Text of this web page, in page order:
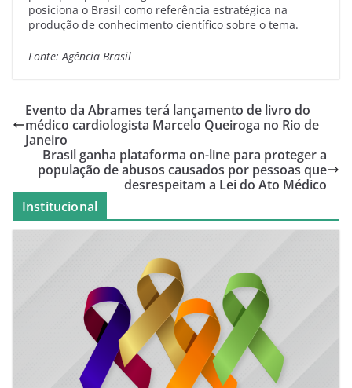
posiciona o Brasil como referência estratégica na
produção de conhecimento científico sobre o tema.
Fonte: Agência Brasil
Evento da Abrames terá lançamento de livro do
médico cardiologista Marcelo Queiroga no Rio de
Janeiro
Brasil ganha plataforma on-line para proteger a
população de abusos causados por pessoas que
desrespeitam a Lei do Ato Médico
Institucional